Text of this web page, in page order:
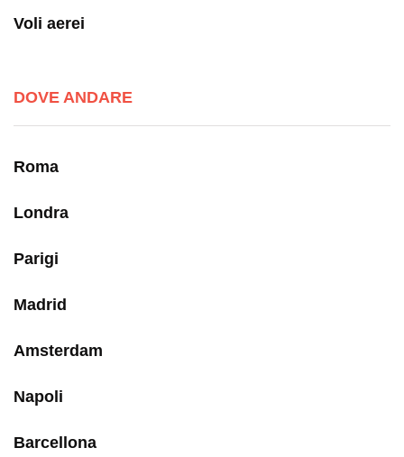
Voli aerei
DOVE ANDARE
Roma
Londra
Parigi
Madrid
Amsterdam
Napoli
Barcellona